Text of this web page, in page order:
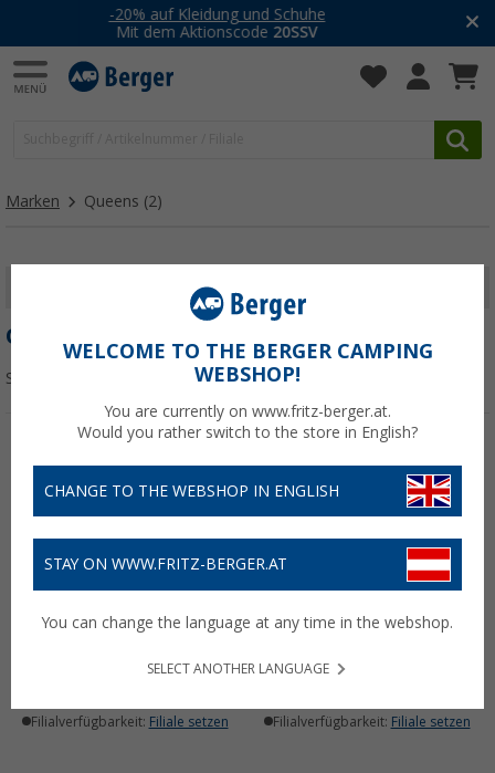
Stark reduzierte Restposten!
Marken Queens (2)
FILTER ANZEIGEN
QUEENS
Sortieren:
Queens Hotelkollektion
Bettdecke 135 x 200 cm
Ganzjahresdecke
Filialverfügbarkeit: Filiale setzen
Queens Hotelkollektion
Kopfkissen 40 x 80 cm
Polyester-Mikrofaser
16,95 €
Filialverfügbarkeit: Filiale setzen
WELCOME TO THE BERGER CAMPING
WEBSHOP!
You are currently on www.fritz-berger.at.
Would you rather switch to the store in English?
CHANGE TO THE WEBSHOP IN ENGLISH
STAY ON WWW.FRITZ-BERGER.AT
You can change the language at any time in the webshop.
SELECT ANOTHER LANGUAGE